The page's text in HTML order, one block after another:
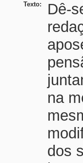
Texto:
Dê-
na
dos